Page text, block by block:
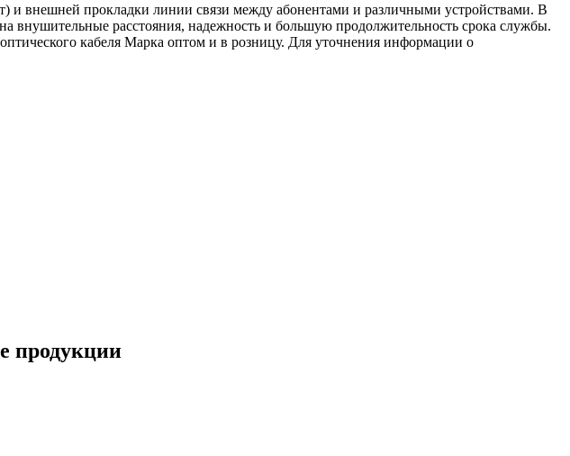
внешней прокладки линии связи между абонентами и различными устройствами. В
внушительные расстояния, надежность и большую продолжительность срока службы.
кабеля Марка оптом и в розницу. Для уточнения информации о
продукции